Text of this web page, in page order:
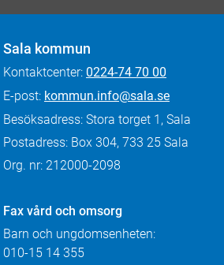
Sala kommun
Kontaktcenter: 0224-74 70 00
E-post: kommun.info@sala.se
Besöksadress: Stora torget 1, Sala
Postadress: Box 304, 733 25 Sala
Org. nr: 212000-2098
Fax vård och omsorg
Barn och ungdomsenheten:
010-15 14 355